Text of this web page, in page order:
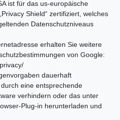
ist für das us-europäische
Shield“ zertifiziert, welches
Datenschutzniveaus
erhalten Sie weitere
von Google:
dauerhaft
eine entsprechende
verhindern oder das unter
Plug-in herunterladen und